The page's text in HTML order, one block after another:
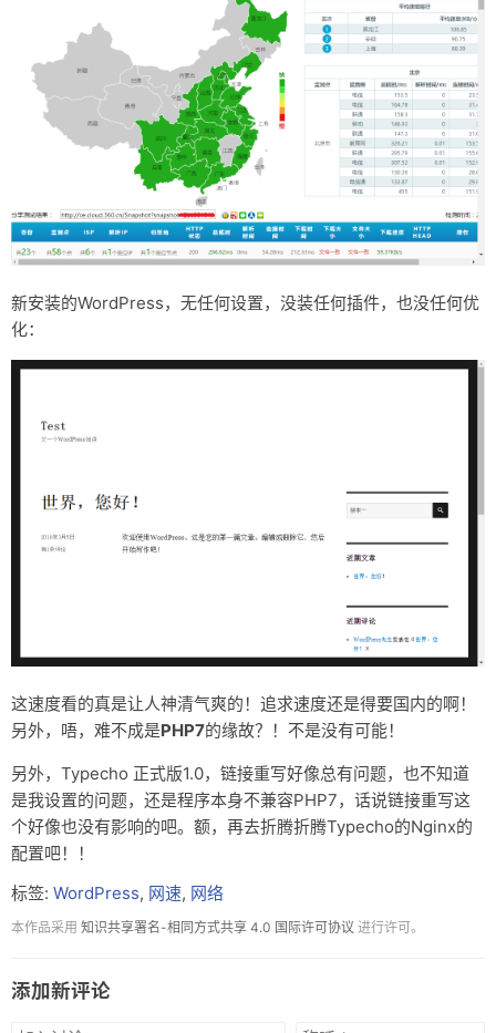
新安装的WordPress，无任何设置，没装任何插件，也没任何优
化：
这速度看的真是让人神清气爽的！追求速度还是得要国内的啊！
另外，唔，难不成是PHP7的缘故？！不是没有可能！
另外，Typecho 正式版1.0，链接重写好像总有问题，也不知道
是我设置的问题，还是程序本身不兼容PHP7，话说链接重写这
个好像也没有影响的吧。额，再去折腾折腾Typecho的Nginx的
配置吧！！
标签: WordPress, 网速, 网络
本作品采用 知识共享署名-相同方式共享 4.0 国际许可协议 进行许可。
添加新评论